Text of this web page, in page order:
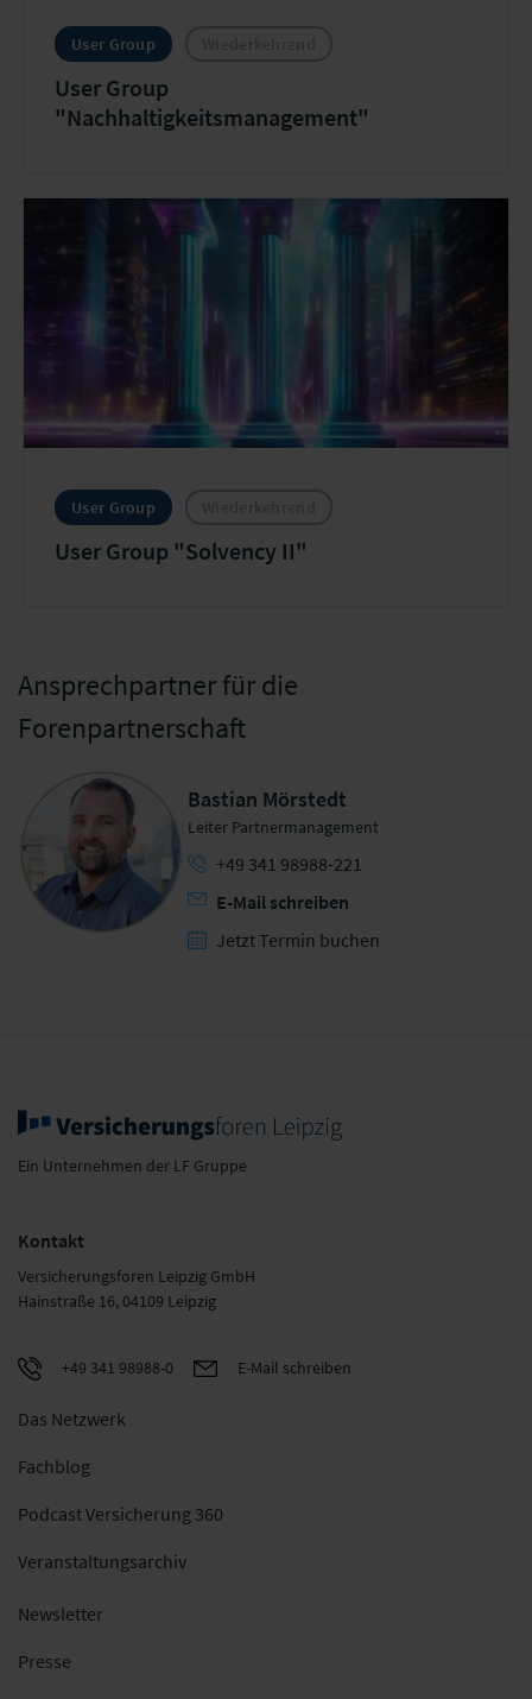
User Group
User Group
"Nachhaltigkeitsmanagement"
User Group
User Group "Solvency II"
Ansprechpartner für die
Forenpartnerschaft
Bastian Mörstedt
Leiter Partnermanagement
+49 341 98988-221
E-Mail schreiben
Jetzt Termin buchen
Ein Unternehmen der LF Gruppe
Kontakt
Versicherungsforen Leipzig GmbH
Hainstraße 16, 04109 Leipzig
+49 341 98988-0 E-Mail schreiben
Das Netzwerk
Fachblog
Podcast Versicherung 360
Veranstaltungsarchiv
Newsletter
Presse